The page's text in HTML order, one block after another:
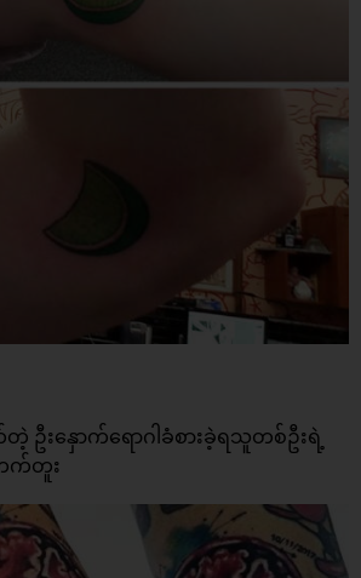
ဦးနှောက်ရောဂါခံစားခဲ့ရသူတစ်ဦးရဲ့
က်တူး